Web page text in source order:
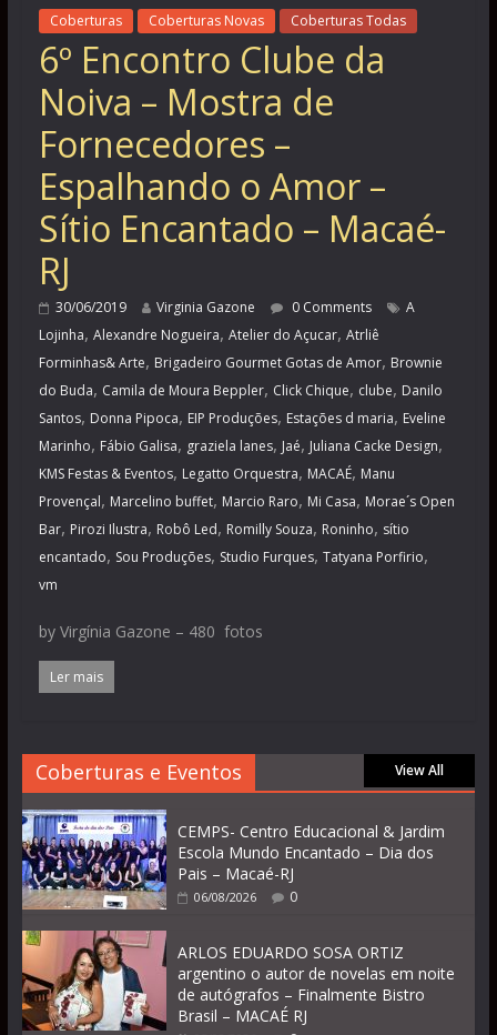
Coberturas Coberturas Novas Coberturas Todas
6º Encontro Clube da
Noiva – Mostra de
Fornecedores –
Espalhando o Amor –
Sítio Encantado – Macaé-
RJ
30/06/2019 Virginia Gazone 0 Comments
A
Lojinha, Alexandre Nogueira, Atelier do Açucar, Atrliê
Forminhas& Arte, Brigadeiro Gourmet Gotas de Amor, Brownie
do Buda, Camila de Moura Beppler, Click Chique, clube, Danilo
Santos, Donna Pipoca, EIP Produções, Estações d maria, Eveline
Marinho, Fábio Galisa, graziela lanes, Jaé, Juliana Cacke Design,
KMS Festas & Eventos, Legatto Orquestra, MACAÉ, Manu
Provençal, Marcelino buffet, Marcio Raro, Mi Casa, Morae´s Open
Bar, Pirozi Ilustra, Robô Led, Romilly Souza, Roninho, sítio
encantado, Sou Produções, Studio Furques, Tatyana Porfirio,
vm
by Virgínia Gazone – 480 fotos
Ler mais
Coberturas e Eventos View All
CEMPS- Centro Educacional & Jardim
Escola Mundo Encantado – Dia dos
Pais – Macaé-RJ
06/08/2026 0
ARLOS EDUARDO SOSA ORTIZ
argentino o autor de novelas em noite
de autógrafos – Finalmente Bistro
Brasil – MACAÉ RJ